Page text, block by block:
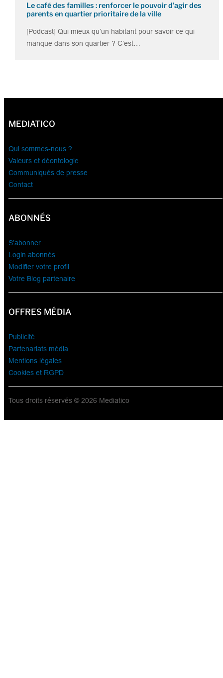
Le café des familles : renforcer le pouvoir d’agir des
parents en quartier prioritaire de la ville
[Podcast] Qui mieux qu’un habitant pour savoir ce qui
manque dans son quartier ? C’est…
MEDIATICO
Qui sommes-nous ?
Valeurs et déontologie
Communiqués de presse
Contact
ABONNÉS
S’abonner
Login abonnés
Modifier votre profil
Votre Blog partenaire
OFFRES MÉDIA
Publicité
Partenariats média
Mentions légales
Cookies et RGPD
Tous droits réservés © 2026 Mediatico